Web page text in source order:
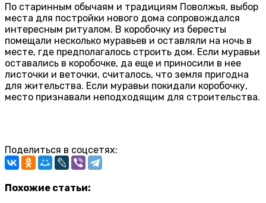
По старинным обычаям и традициям Поволжья, выбор
места для постройки нового дома сопровождался
интересным ритуалом. В коробочку из бересты
помещали несколько муравьев и оставляли на ночь в
месте, где предполагалось строить дом. Если муравьи
оставались в коробочке, да еще и приносили в нее
листочки и веточки, считалось, что земля пригодна
для жительства. Если муравьи покидали коробочку,
место признавали неподходящим для строительства.
Поделиться в соцсетях:
Похожие статьи: